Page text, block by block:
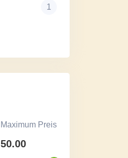
1
Maximum Preis
50.00